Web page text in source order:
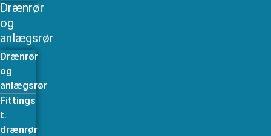
Drænrør
og
anlægsrør
Drænrør
og
anlægsrør
Fittings
t.
drænrør